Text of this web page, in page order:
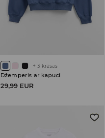
+ 3 krāsas
Džemperis ar kapuci
29,99 EUR